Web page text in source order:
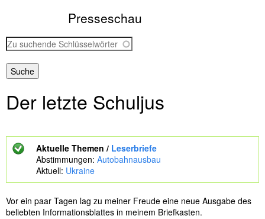
Presseschau
Z
u
s
u
h
e
ü
s
Der letzte Schuljus
Aktuelle Themen / Leserbriefe
Abstimmungen: Autobahnausbau
Aktuell: Ukraine
Vor ein paar Tagen lag zu meiner Freude eine neue Ausgabe des
beliebten Informationsblattes in meinem Briefkasten.